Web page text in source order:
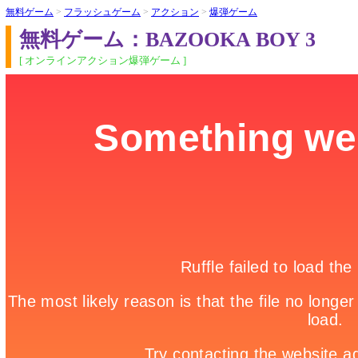
無料ゲーム > フラッシュゲーム > アクション > 爆弾ゲーム
無料ゲーム：BAZOOKA BOY 3
[ オンラインアクション爆弾ゲーム ]